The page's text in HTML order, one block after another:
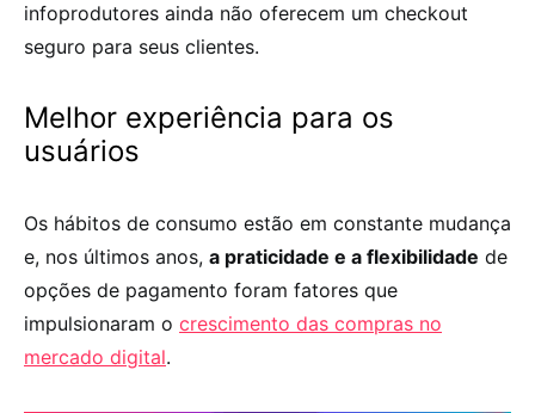
infoprodutores ainda não oferecem um checkout
seguro para seus clientes.
Melhor experiência para os
usuários
Os hábitos de consumo estão em constante mudança
e, nos últimos anos, a praticidade e a flexibilidade de
opções de pagamento foram fatores que
impulsionaram o crescimento das compras no
mercado digital.